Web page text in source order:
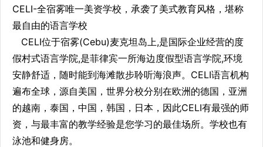
CELI-全宿雾唯一美资学校，承袭了美式教育风格，堪称
最自由的语言学校
CELI位于宿雾(Cebu)麦克坦岛上,是国际企业经营的度
假村式语言学院,是菲律宾一所海边度假型语言学院,环境
安静舒适，随时能到海滩散步聆听海浪声。CELI语言机构
遍布全球，源自美国，世界分校分别在欧洲的德国，亚洲
的越南，泰国，中国，韩国，日本，因此CELI有最强的师
资，与最丰富的教学经验是您学习的最佳场所。学校也有
泳池和健身房。